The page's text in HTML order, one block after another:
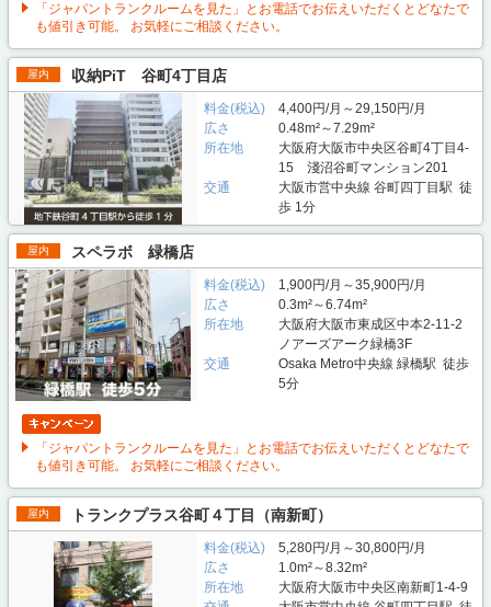
「ジャパントランクルームを見た」とお電話でお伝えいただくとどなたで
も値引き可能。 お気軽にご相談ください。
屋内 収納PiT 谷町4丁目店
料金(税込)
4,400円/月～29,150円/月
広さ
0.48m²～7.29m²
所在地
大阪府大阪市中央区谷町4丁目4-
15 淺沼谷町マンション201
交通
大阪市営中央線 谷町四丁目駅 徒
歩 1分
屋内 スペラボ 緑橋店
料金(税込)
1,900円/月～35,900円/月
広さ
0.3m²～6.74m²
所在地
大阪府大阪市東成区中本2-11-2
ノアーズアーク緑橋3F
交通
Osaka Metro中央線 緑橋駅 徒歩
5分
「ジャパントランクルームを見た」とお電話でお伝えいただくとどなたで
も値引き可能。 お気軽にご相談ください。
屋内 トランクプラス谷町４丁目（南新町）
料金(税込)
5,280円/月～30,800円/月
広さ
1.0m²～8.32m²
所在地
大阪府大阪市中央区南新町1-4-9